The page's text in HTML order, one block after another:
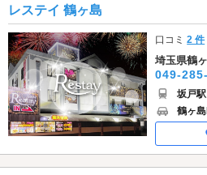
レステイ 鶴ヶ島
口コミ2 件
埼玉県鶴
049-
坂戸
鶴ヶ